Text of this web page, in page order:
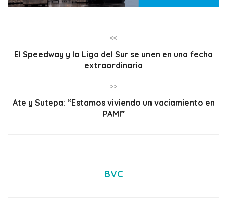
<<
El Speedway y la Liga del Sur se unen en una fecha
extraordinaria
>>
Ate y Sutepa: “Estamos viviendo un vaciamiento en
PAMI”
BVC